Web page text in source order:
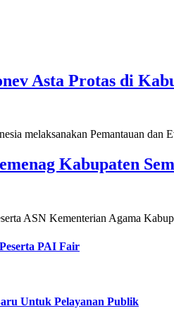
Asta Protas di
melaksanakan Pemantauan dan
Kabupaten
ASN Kementerian Agama
PAI Fair
Untuk Pelayanan Publik